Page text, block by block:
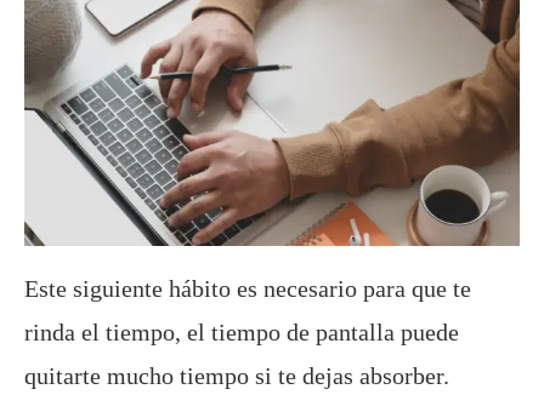
Este siguiente hábito es necesario para que te
rinda el tiempo, el tiempo de pantalla puede
quitarte mucho tiempo si te dejas absorber.